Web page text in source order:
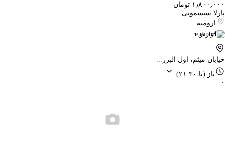
۱٫۸۰۰٫۰۰۰ تومان
پارلا سیسمونی
ارومیه
گزارش
خیابان میثم، اول البرز...
باز (تا ۲۱:۳۰)
۰